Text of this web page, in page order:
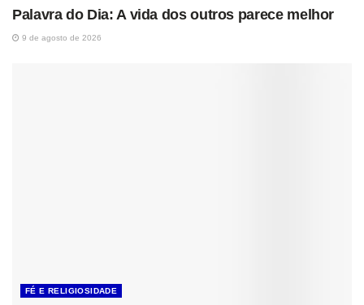
Palavra do Dia: A vida dos outros parece melhor
9 de agosto de 2026
FÉ E RELIGIOSIDADE